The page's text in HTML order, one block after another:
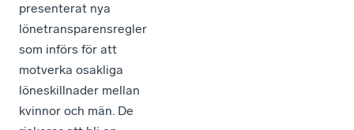
presenterat nya
lönetransparensregler
som införs för att
motverka osakliga
löneskillnader mellan
kvinnor och män. De